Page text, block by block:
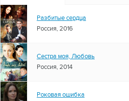
Разбитые сердца
Россия, 2016
Сестра моя, Любовь
Россия, 2014
Роковая ошибка